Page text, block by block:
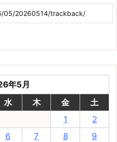
年5月
水 木 金
土
1
2
6 7 8
9